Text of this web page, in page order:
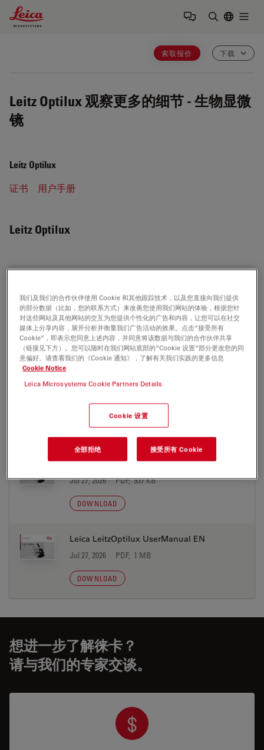
Leica Microsystems Logo
索取报价 下载
Leitz Optilux 观察更多的细节 - 生物显微
镜
Leitz Optilux
证书 用户手册
Leitz Optilux
CE Leitz Optilux Monoc, Abbe, 4 Obj. 14 07
2017
Jul 27, 2026 PDF, 244 KB
DOWNLOAD
Leica LeitzOptilux Benutzerhandbuch DE
Jul 27, 2026 PDF, 937 KB
DOWNLOAD
Leica LeitzOptilux UserManual EN
Jul 27, 2026 PDF, 1 MB
DOWNLOAD
想进一步了解徕卡？
请与我们的专家交谈。
我们及我们的合作伙伴使用 Cookie 和其他跟踪技术，以及您直接向我们提供
的部分数据（比如，您的联系方式）来改善您使用我们网站的体验，根据您针
对这些网站及其他网站的交互为您提供个性化的广告和内容，让您可以在社交
媒体上分享内容，展开分析并衡量我们广告活动的效果。点击“接受所有
Cookie”，即表示您同意上述内容，并同意将该数据与我们的合作伙伴共享
（链接见下方）。您可以随时在我们网站底部的“Cookie 设置”部分更改您的同
意偏好。请查看我们的《Cookie 通知》，了解有关我们实践的更多信息
Cookie Notice
Leica Microsystems Cookie Partners Details
Cookie 设置
全部拒绝 接受所有 Cookie